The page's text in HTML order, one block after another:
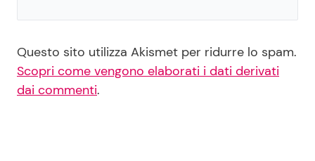
Questo sito utilizza Akismet per ridurre lo spam.
Scopri come vengono elaborati i dati derivati
dai commenti.